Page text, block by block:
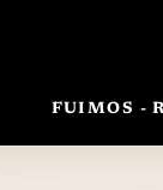
FUIMOS -